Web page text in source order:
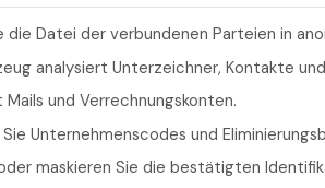
die Datei der verbundenen Parteien in
analysiert Unterzeichner, Kontakte
Mails und Verrechnungskonten.
Unternehmenscodes und
maskieren Sie die bestätigten